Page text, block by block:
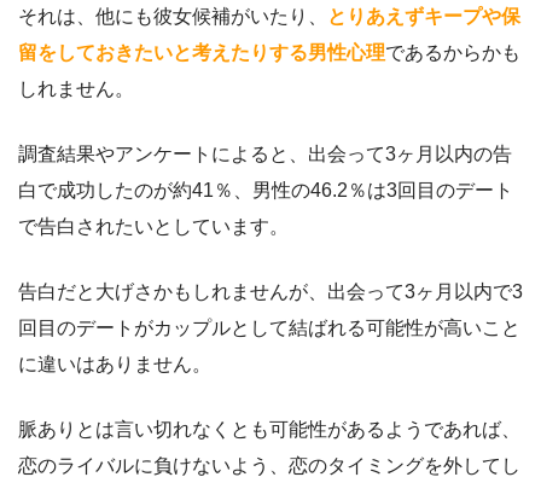
それは、他にも彼女候補がいたり、
とりあえずキープや保
留をしておきたいと考えたりする男性心理であるからかも
しれません。
調査結果やアンケートによると、出会って3ヶ月以内の告
白で成功したのが約41％、男性の46.2％は3回目のデート
で告白されたいとしています。
告白だと大げさかもしれませんが、出会って3ヶ月以内で3
回目のデートがカップルとして結ばれる可能性が高いこと
に違いはありません。
脈ありとは言い切れなくとも可能性があるようであれば、
恋のライバルに負けないよう、恋のタイミングを外してし